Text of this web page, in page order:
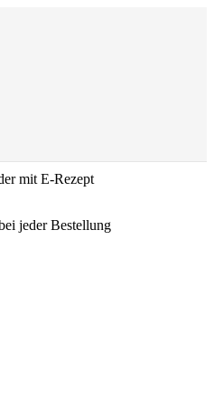
mit E-Rezept
jeder Bestellung